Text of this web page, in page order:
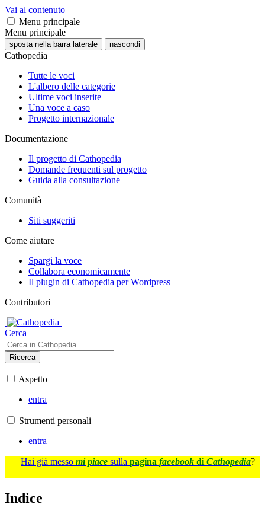
Vai al contenuto
Menu principale
Menu principale
sposta nella barra laterale nascondi
Cathopedia
Tutte le voci
L'albero delle categorie
Ultime voci inserite
Una voce a caso
Progetto internazionale
Documentazione
Il progetto di Cathopedia
Domande frequenti sul progetto
Guida alla consultazione
Comunità
Siti suggeriti
Come aiutare
Spargi la voce
Collabora economicamente
Il plugin di Cathopedia per Wordpress
Contributori
Cerca
Ricerca
Aspetto
entra
Strumenti personali
entra
Hai già messo mi piace sulla pagina facebook di Cathopedia?
Indice